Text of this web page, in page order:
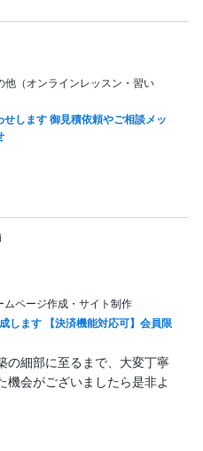
他（オンラインレッスン・習い
します 御見積依頼やご相談メッ
ムページ作成・サイト制作
します 【決済機能対応可】会員限
の細部に至るまで、大変丁寧
機会がございましたら是非よ